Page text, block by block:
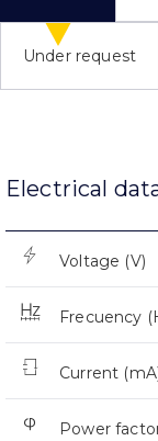
Under request
Electrical
Voltage (V)
Frecuency
Current
Power